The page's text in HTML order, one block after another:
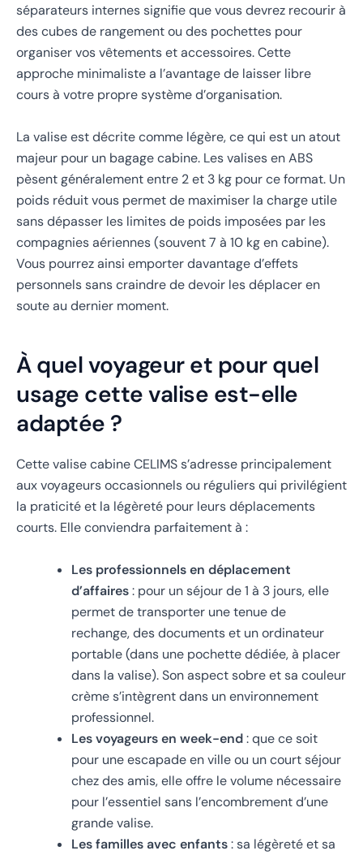
séparateurs internes signifie que vous devrez recourir à
des cubes de rangement ou des pochettes pour
organiser vos vêtements et accessoires. Cette
approche minimaliste a l’avantage de laisser libre
cours à votre propre système d’organisation.
La valise est décrite comme légère, ce qui est un atout
majeur pour un bagage cabine. Les valises en ABS
pèsent généralement entre 2 et 3 kg pour ce format. Un
poids réduit vous permet de maximiser la charge utile
sans dépasser les limites de poids imposées par les
compagnies aériennes (souvent 7 à 10 kg en cabine).
Vous pourrez ainsi emporter davantage d’effets
personnels sans craindre de devoir les déplacer en
soute au dernier moment.
À quel voyageur et pour quel
usage cette valise est-elle
adaptée ?
Cette valise cabine CELIMS s’adresse principalement
aux voyageurs occasionnels ou réguliers qui privilégient
la praticité et la légèreté pour leurs déplacements
courts. Elle conviendra parfaitement à :
Les professionnels en déplacement
d’affaires: pour un séjour de 1 à 3 jours, elle
permet de transporter une tenue de
rechange, des documents et un ordinateur
portable (dans une pochette dédiée, à placer
dans la valise). Son aspect sobre et sa couleur
crème s’intègrent dans un environnement
professionnel.
Les voyageurs en week-end: que ce soit
pour une escapade en ville ou un court séjour
chez des amis, elle offre le volume nécessaire
pour l’essentiel sans l’encombrement d’une
grande valise.
Les familles avec enfants: sa légèreté et sa